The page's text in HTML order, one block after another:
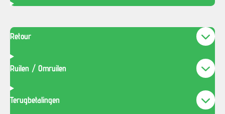
Retour
Ruilen / Omruilen
Terugbetalingen